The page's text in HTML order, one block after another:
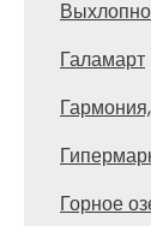
Галамарт
Горное